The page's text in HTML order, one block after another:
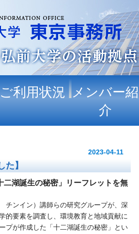
ご利用状況 メンバー紹
介
2023-04-11
た】
湖誕生の秘密」リーフレットを無
ンイン）講師らの研究グループが、深
的要素を調査し、環境教育と地域貢献に
プが作成した「十二湖誕生の秘密」とい